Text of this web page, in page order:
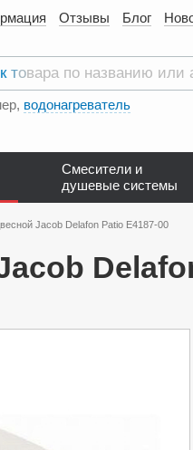
Отзывы Блог
водонагреватель
Смесители и
душевые системы
Jacob Delafon Patio Е4187-00